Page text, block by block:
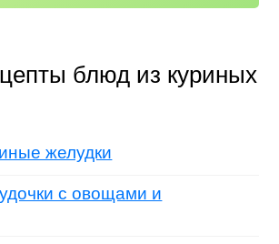
блюд из куриных
желудки
с овощами и